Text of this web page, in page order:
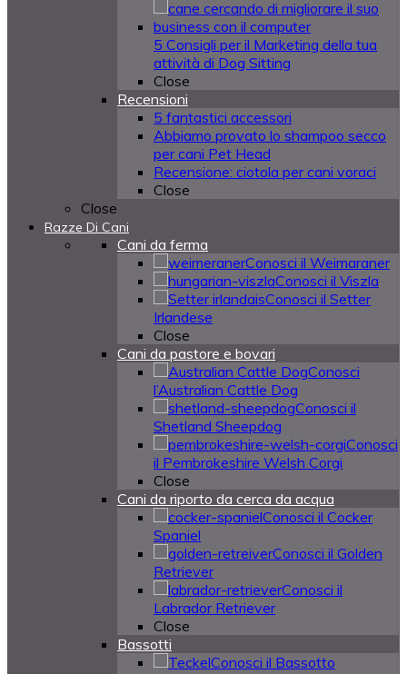
5 Consigli per il Marketing della tua
attività di Dog Sitting
Close
Recensioni
5 fantastici accessori
Abbiamo provato lo shampoo secco
per cani Pet Head
Recensione: ciotola per cani voraci
Close
Close
Razze Di Cani
Cani da ferma
Conosci il Weimaraner
Conosci il Viszla
Conosci il Setter
Irlandese
Close
Cani da pastore e bovari
Conosci
l’Australian Cattle Dog
Conosci il
Shetland Sheepdog
Conosci
il Pembrokeshire Welsh Corgi
Close
Cani da riporto da cerca da acqua
Conosci il Cocker
Spaniel
Conosci il Golden
Retriever
Conosci il
Labrador Retriever
Close
Bassotti
Conosci il Bassotto